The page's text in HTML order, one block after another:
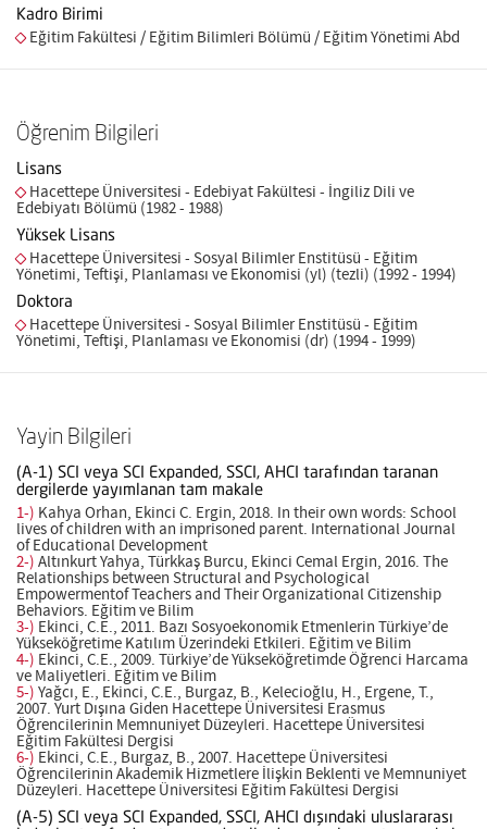
Kadro Birimi
Eğitim Fakültesi / Eğitim Bilimleri Bölümü / Eğitim Yönetimi Abd
Öğrenim Bilgileri
Lisans
Hacettepe Üniversitesi - Edebiyat Fakültesi - İngiliz Dili ve
Edebiyatı Bölümü (1982 - 1988)
Yüksek Lisans
Hacettepe Üniversitesi - Sosyal Bilimler Enstitüsü - Eğitim
Yönetimi, Teftişi, Planlaması ve Ekonomisi (yl) (tezli) (1992 - 1994)
Doktora
Hacettepe Üniversitesi - Sosyal Bilimler Enstitüsü - Eğitim
Yönetimi, Teftişi, Planlaması ve Ekonomisi (dr) (1994 - 1999)
Yayin Bilgileri
(A-1) SCI veya SCI Expanded, SSCI, AHCI tarafından taranan
dergilerde yayımlanan tam makale
1-) Kahya Orhan, Ekinci C. Ergin, 2018. In their own words: School
lives of children with an imprisoned parent. International Journal
of Educational Development
2-) Altınkurt Yahya, Türkkaş Burcu, Ekinci Cemal Ergin, 2016. The
Relationships between Structural and Psychological
Empowermentof Teachers and Their Organizational Citizenship
Behaviors. Eğitim ve Bilim
3-) Ekinci, C.E., 2011. Bazı Sosyoekonomik Etmenlerin Türkiye’de
Yükseköğretime Katılım Üzerindeki Etkileri. Eğitim ve Bilim
4-) Ekinci, C.E., 2009. Türkiye’de Yükseköğretimde Öğrenci Harcama
ve Maliyetleri. Eğitim ve Bilim
5-) Yağcı, E., Ekinci, C.E., Burgaz, B., Kelecioğlu, H., Ergene, T.,
2007. Yurt Dışına Giden Hacettepe Üniversitesi Erasmus
Öğrencilerinin Memnuniyet Düzeyleri. Hacettepe Üniversitesi
Eğitim Fakültesi Dergisi
6-) Ekinci, C.E., Burgaz, B., 2007. Hacettepe Üniversitesi
Öğrencilerinin Akademik Hizmetlere İlişkin Beklenti ve Memnuniyet
Düzeyleri. Hacettepe Üniversitesi Eğitim Fakültesi Dergisi
(A-5) SCI veya SCI Expanded, SSCI, AHCI dışındaki uluslararası